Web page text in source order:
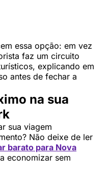
essa opção: em vez
faz um circuito
explicando em
antes de fechar a
na sua
sua viagem
Não deixe de ler
barato para Nova
economizar sem